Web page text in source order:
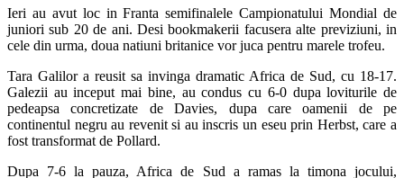
Ieri au avut loc in Franta semifinalele Campionatului Mondial de
juniori sub 20 de ani. Desi bookmakerii facusera alte previziuni, in
cele din urma, doua natiuni britanice vor juca pentru marele trofeu.
Tara Galilor a reusit sa invinga dramatic Africa de Sud, cu 18-17.
Galezii au inceput mai bine, au condus cu 6-0 dupa loviturile de
pedeapsa concretizate de Davies, dupa care oamenii de pe
continentul negru au revenit si au inscris un eseu prin Herbst, care a
fost transformat de Pollard.
Dupa 7-6 la pauza, Africa de Sud a ramas la timona jocului,